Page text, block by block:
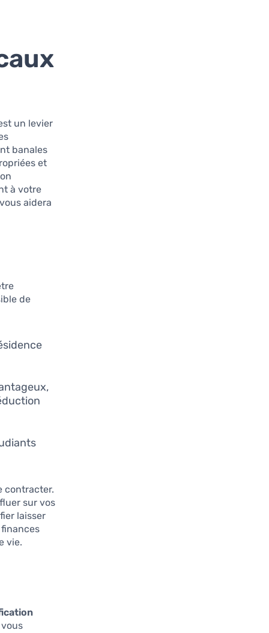
un levier
banales
et
à votre
aidera
de
contracter.
sur vos
laisser
vie.